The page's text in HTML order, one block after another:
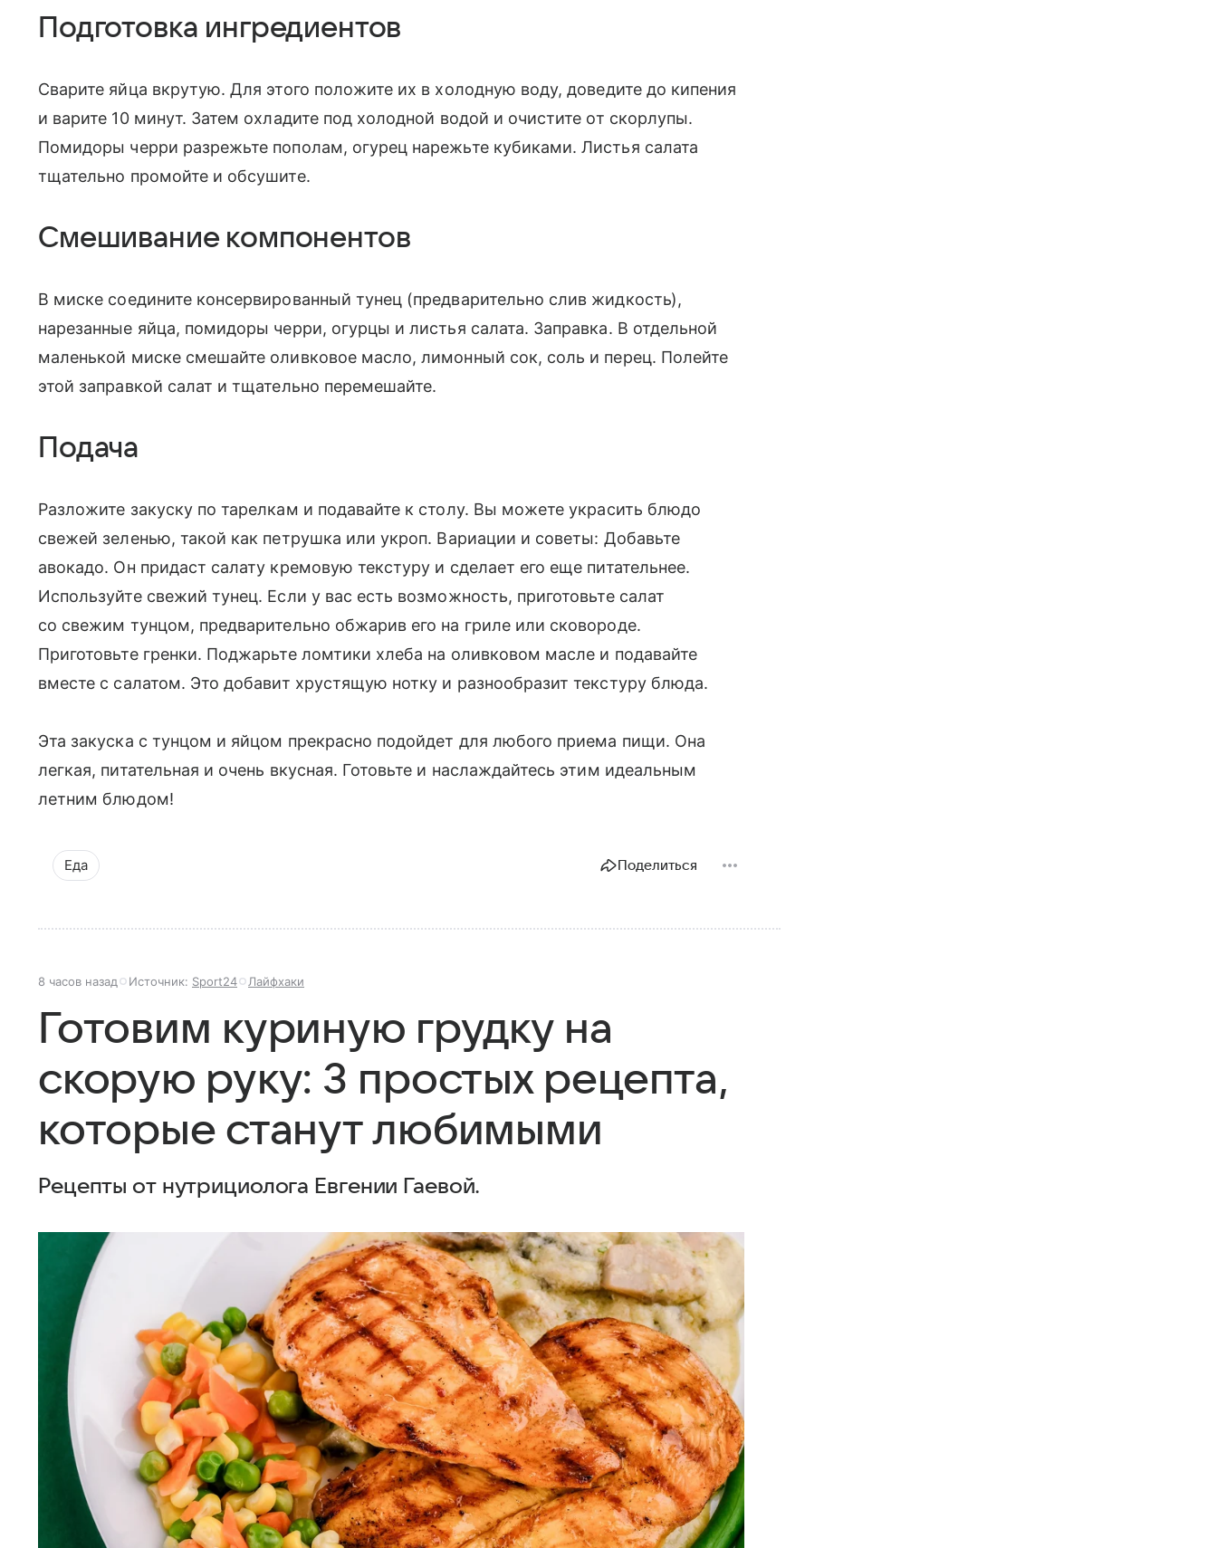
Подготовка ингредиентов
Сварите яйца вкрутую. Для этого положите их в холодную воду, доведите до кипения
и варите 10 минут. Затем охладите под холодной водой и очистите от скорлупы.
Помидоры черри разрежьте пополам, огурец нарежьте кубиками. Листья салата
тщательно промойте и обсушите.
Смешивание компонентов
В миске соедините консервированный тунец (предварительно слив жидкость),
нарезанные яйца, помидоры черри, огурцы и листья салата. Заправка. В отдельной
маленькой миске смешайте оливковое масло, лимонный сок, соль и перец. Полейте
этой заправкой салат и тщательно перемешайте.
Подача
Разложите закуску по тарелкам и подавайте к столу. Вы можете украсить блюдо
свежей зеленью, такой как петрушка или укроп. Вариации и советы: Добавьте
авокадо. Он придаст салату кремовую текстуру и сделает его еще питательнее.
Используйте свежий тунец. Если у вас есть возможность, приготовьте салат
со свежим тунцом, предварительно обжарив его на гриле или сковороде.
Приготовьте гренки. Поджарьте ломтики хлеба на оливковом масле и подавайте
вместе с салатом. Это добавит хрустящую нотку и разнообразит текстуру блюда.
Эта закуска с тунцом и яйцом прекрасно подойдет для любого приема пищи. Она
легкая, питательная и очень вкусная. Готовьте и наслаждайтесь этим идеальным
летним блюдом!
Еда Поделиться
8 часов назад Источник: Sport24 Лайфхаки
Готовим куриную грудку на
скорую руку: 3 простых рецепта,
которые станут любимыми
Рецепты от нутрициолога Евгении Гаевой.